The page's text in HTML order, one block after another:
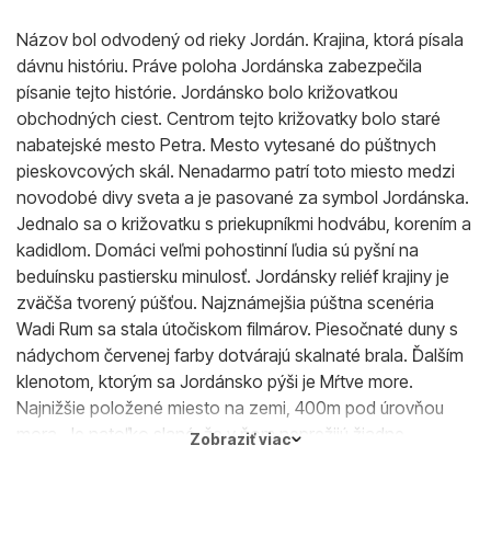
Názov bol odvodený od rieky Jordán. Krajina, ktorá písala
dávnu históriu. Práve poloha Jordánska zabezpečila
písanie tejto histórie. Jordánsko bolo križovatkou
obchodných ciest. Centrom tejto križovatky bolo staré
nabatejské mesto Petra. Mesto vytesané do púštnych
pieskovcových skál. Nenadarmo patrí toto miesto medzi
novodobé divy sveta a je pasované za symbol Jordánska.
Jednalo sa o križovatku s priekupníkmi hodvábu, korením a
kadidlom. Domáci veľmi pohostinní ľudia sú pyšní na
beduínsku pastiersku minulosť. Jordánsky reliéf krajiny je
zväčša tvorený púšťou. Najznámejšia púštna scenéria
Wadi Rum sa stala útočiskom filmárov. Piesočnaté duny s
nádychom červenej farby dotvárajú skalnaté brala. Ďalším
klenotom, ktorým sa Jordánsko pýši je Mŕtve more.
Najnižšie položené miesto na zemi, 400m pod úrovňou
mora. Je natoľko slané, že v ňom neprežijú žiadne
Zobraziť viac